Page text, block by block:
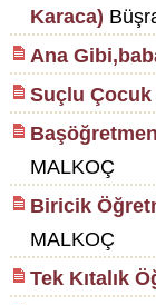
Karaca)
Ana
Suçlu Çocuk
MALKOÇ
Biricik
MALKOÇ
Tek Kıtalık